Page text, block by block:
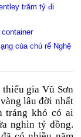
trăm tỷ đi
của chú rể Nghệ
gia Vũ Sơn
lâu đời nhất
tráng khó có ai
nghìn tỷ đồng.